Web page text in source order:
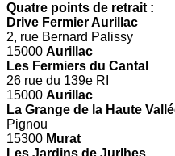
Quatre points de retrait :
Drive Fermier Aurillac
2, rue Bernard Palissy
15000 Aurillac
Les Fermiers du Cantal
26 rue du 139e RI
15000 Aurillac
La Grange de la Haute
Pignou
15300 Murat